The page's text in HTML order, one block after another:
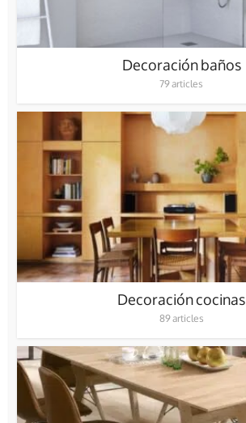
Decoración baños
79 articles
Decoración cocinas
89 articles